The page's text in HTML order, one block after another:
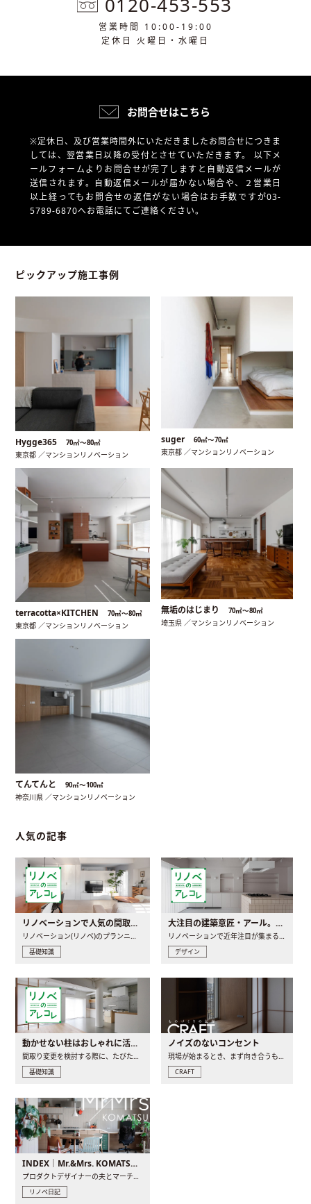
0120-453-553
営業時間 10:00-19:00
定休日 火曜日・水曜日
お問合せはこちら
※定休日、及び営業時間外にいただきましたお問合せにつきま
しては、翌営業日以降の受付とさせていただきます。 以下メ
ールフォームよりお問合せが完了しますと自動返信メールが
送信されます。自動返信メールが届かない場合や、
２営業日
以上経ってもお問合せの返信がない場合はお手数ですが03-
5789-6870へお電話にてご連絡ください。
ピックアップ施工事例
Hygge365 70㎡〜80㎡
東京都 ／マンションリノベーション
suger 60㎡〜70㎡
東京都 ／マンションリノベーション
terracotta×KITCHEN 70㎡〜80㎡
東京都 ／マンションリノベーション
無垢のはじまり 70㎡〜80㎡
埼玉県 ／マンションリノベーション
てんてんと 90㎡〜100㎡
神奈川県 ／マンションリノベーション
人気の記事
リノベーションで人気の間取りとは？トレンドの間取りと実例を徹底解説
リノベーション(リノベ)のプランニングで一番最初に決めるのは..
基礎知識
大注目の建築意匠・アール。人気の理由と空間に取り入れるポイント
リノベーションで近年注目が集まる建築意匠の一つであるアール..
デザイン
動かせない柱はおしゃれに活用！柱を魅せるリノベーション(リノベ)4選
間取り変更を検討する際に、たびたび皆さんの頭を悩ませる動か..
基礎知識
ノイズのないコンセント
現場が始まるとき、まず向き合うものの一つがコンセントです..
CRAFT
INDEX｜Mr.&Mrs. KOMATSU renovation diary
プロダクトデザイナーの夫とマーチャンダイザーの妻が、夫婦で..
リノベ日記